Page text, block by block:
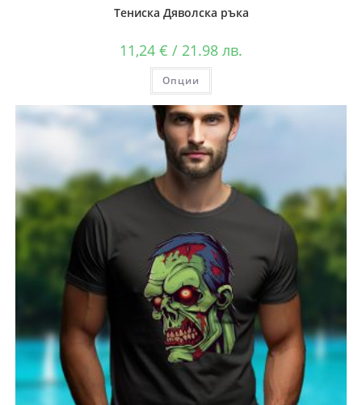
Тениска Дяволска ръка
11,24 € / 21.98 лв.
Опции